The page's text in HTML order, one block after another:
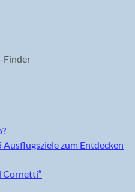
Finder
zum Entdecken
Cornetti“